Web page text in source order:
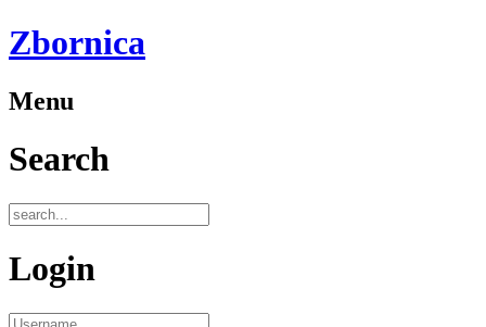
Zbornica
Menu
Search
Login